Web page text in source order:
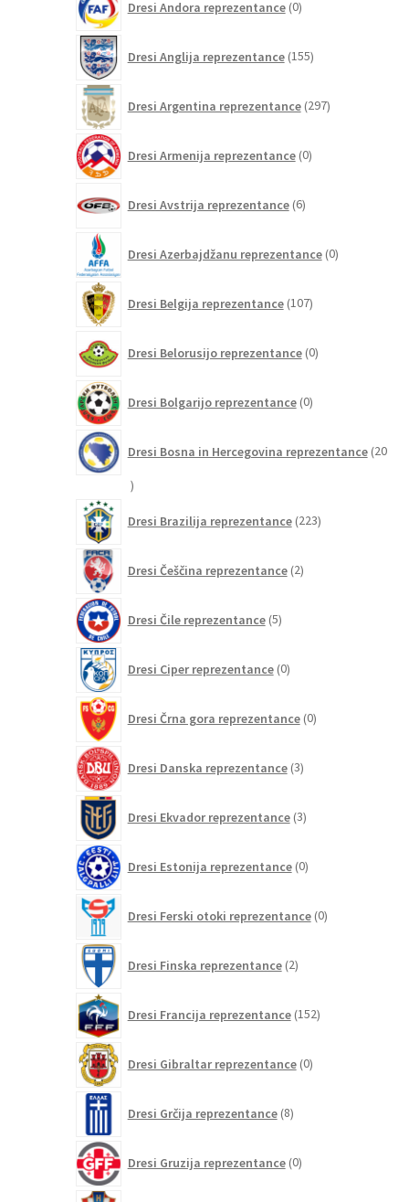
Dresi Andora reprezentance 0izdelkov
Dresi Anglija reprezentance 155izdelkov
Dresi Argentina reprezentance 297izdelkov
Dresi Armenija reprezentance 0izdelkov
Dresi Avstrija reprezentance 6izdelkov
Dresi Azerbajdžanu reprezentance 0izdelkov
Dresi Belgija reprezentance 107izdelkov
Dresi Belorusijo reprezentance 0izdelkov
Dresi Bolgarijo reprezentance 0izdelkov
Dresi Bosna in Hercegovina reprezentance 20
20
Dresi Brazilija reprezentance 223izdelkov
Dresi Češčina reprezentance 2izdelka
Dresi Čile reprezentance 5izdelkov
Dresi Ciper reprezentance 0izdelkov
Dresi Črna gora reprezentance 0izdelkov
Dresi Danska reprezentance 3izdelki
Dresi Ekvador reprezentance 3izdelki
Dresi Estonija reprezentance 0izdelkov
Dresi Ferski otoki reprezentance 0izdelkov
Dresi Finska reprezentance 2izdelka
Dresi Francija reprezentance 152izdelkov
Dresi Gibraltar reprezentance 0izdelkov
Dresi Grčija reprezentance 8izdelkov
Dresi Gruzija reprezentance 0izdelkov